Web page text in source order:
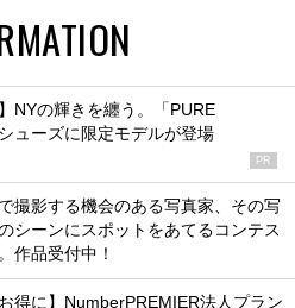
NYの輝きを纏う。「PURE
ューズに限定モデルが登場
PR
撮影する機会のある写真家、その写
シーンにスポットをあてるコンテス
作品受付中！
得に】NumberPREMIER法人プラン